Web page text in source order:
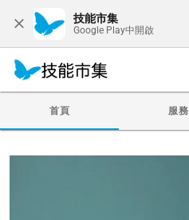
技能市集
Google Play中開啟
首頁 服務